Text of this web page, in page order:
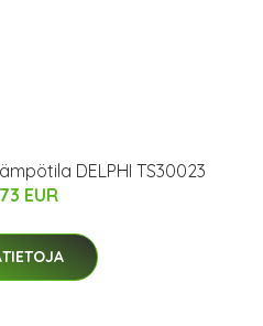
DELPHI TS30023
EUR